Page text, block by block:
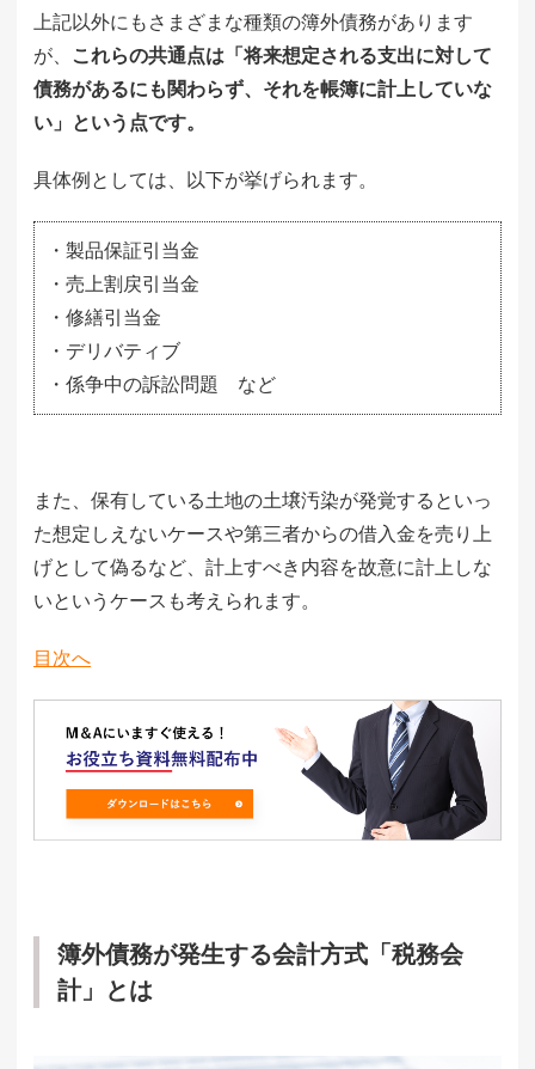
上記以外にもさまざまな種類の簿外債務があります
が、
これらの共通点は「将来想定される支出に対して
債務があるにも関わらず、それを帳簿に計上していな
い」という点です。
具体例としては、以下が挙げられます。
・製品保証引当金
・売上割戻引当金
・修繕引当金
・デリバティブ
・係争中の訴訟問題 など
また、保有している土地の土壌汚染が発覚するといっ
た想定しえないケースや第三者からの借入金を売り上
げとして偽るなど、計上すべき内容を故意に計上しな
いというケースも考えられます。
目次へ
簿外債務が発生する会計方式「税務会
計」とは